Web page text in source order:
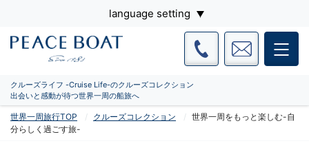
language setting
クルーズライフ -Cruise Life-のクルーズコレクション
出会いと感動が待つ世界一周の船旅へ
世界一周旅行TOP クルーズコレクション
世界一周をもっと楽しむ-自
分らしく過ごす旅-